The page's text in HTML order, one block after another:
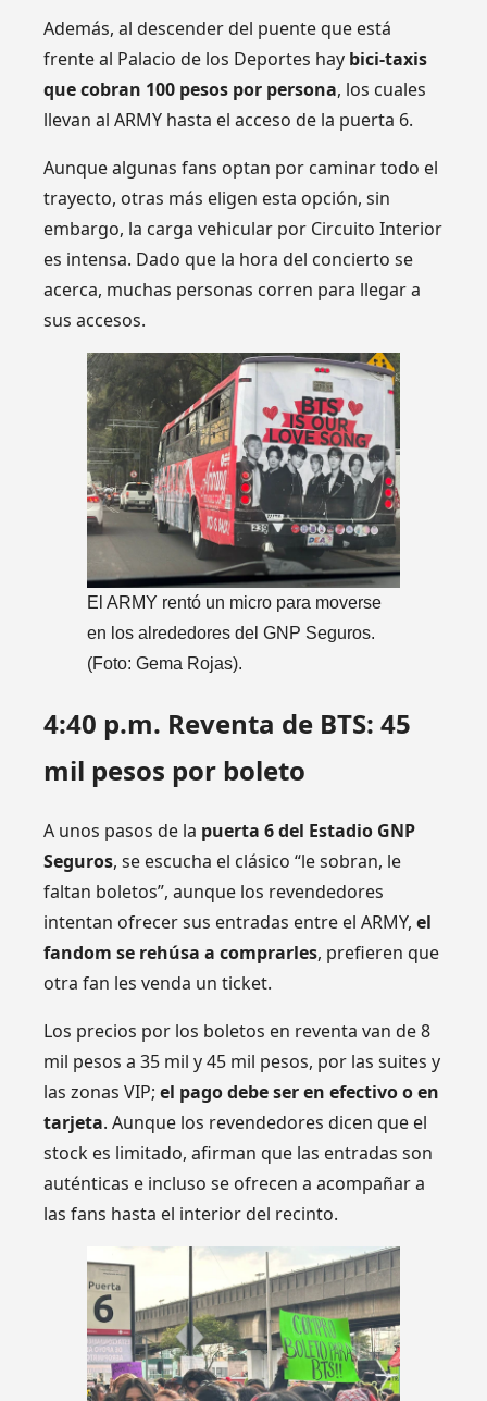
Además, al descender del puente que está
frente al Palacio de los Deportes hay bici-taxis
que cobran 100 pesos por persona, los cuales
llevan al ARMY hasta el acceso de la puerta 6.
Aunque algunas fans optan por caminar todo el
trayecto, otras más eligen esta opción, sin
embargo, la carga vehicular por Circuito Interior
es intensa. Dado que la hora del concierto se
acerca, muchas personas corren para llegar a
sus accesos.
El ARMY rentó un micro para moverse
en los alrededores del GNP Seguros.
(Foto: Gema Rojas).
4:40 p.m. Reventa de BTS: 45
mil pesos por boleto
A unos pasos de la puerta 6 del Estadio GNP
Seguros, se escucha el clásico “le sobran, le
faltan boletos”, aunque los revendedores
intentan ofrecer sus entradas entre el ARMY,el
fandom se rehúsa a comprarles, prefieren que
otra fan les venda un ticket.
Los precios por los boletos en reventa van de 8
mil pesos a 35 mil y 45 mil pesos, por las suites y
las zonas VIP;el pago debe ser en efectivo o en
tarjeta. Aunque los revendedores dicen que el
stock es limitado, afirman que las entradas son
auténticas e incluso se ofrecen a acompañar a
las fans hasta el interior del recinto.